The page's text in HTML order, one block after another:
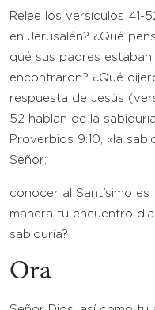
Relee los versículos 41-
en Jerusalén? ¿Qué
qué sus padres
encontraron? ¿Qué
respuesta de Jesús
52 hablan de la
Proverbios 9:10, «la
Señor;
conocer al Santísimo es
manera tu encuentro
sabiduría?
Ora